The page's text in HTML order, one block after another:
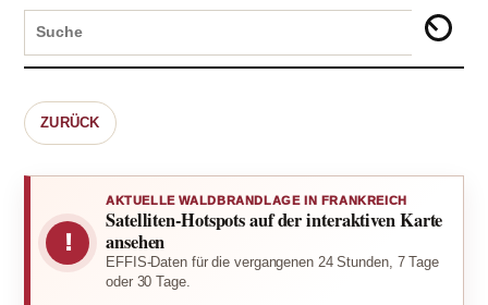
ZURÜCK
!
AKTUELLE WALDBRANDLAGE IN FRANKREICH
Satelliten-Hotspots auf der interaktiven Karte
ansehen
EFFIS-Daten für die vergangenen 24 Stunden, 7 Tage
oder 30 Tage.